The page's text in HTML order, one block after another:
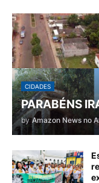
CIDADES
PARABÉNS
by Amazon News no